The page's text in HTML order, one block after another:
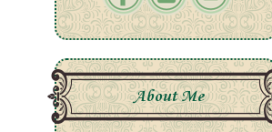
About Me